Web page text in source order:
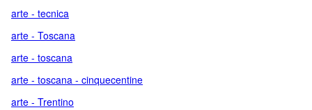
arte - tecnica
arte - Toscana
arte - toscana
arte - toscana - cinquecentine
arte - Trentino